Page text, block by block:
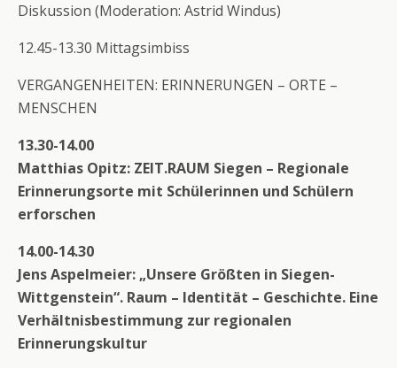
Diskussion (Moderation: Astrid Windus)
12.45-13.30 Mittagsimbiss
VERGANGENHEITEN: ERINNERUNGEN – ORTE –
MENSCHEN
13.30-14.00
Matthias Opitz: ZEIT.RAUM Siegen – Regionale
Erinnerungsorte mit Schülerinnen und Schülern
erforschen
14.00-14.30
Jens Aspelmeier: „Unsere Größten in Siegen-
Wittgenstein“. Raum – Identität – Geschichte. Eine
Verhältnisbestimmung zur regionalen
Erinnerungskultur